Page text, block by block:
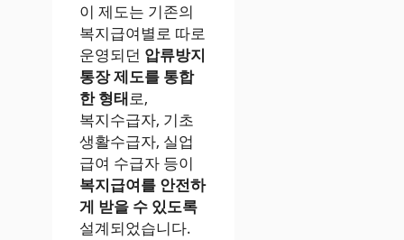
이 제도는 기존의
복지급여별로 따로
운영되던 압류방지
통장 제도를 통합
한 형태로,
복지수급자, 기초
생활수급자, 실업
급여 수급자 등이
복지급여를 안전하
게 받을 수 있도록
설계되었습니다.